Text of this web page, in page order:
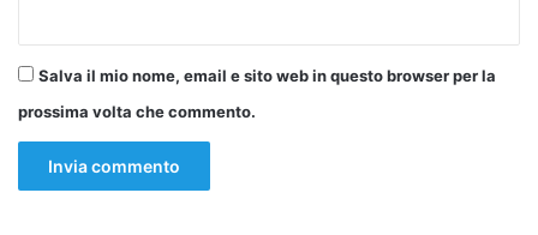
Salva il mio nome, email e sito web in questo browser per la
prossima volta che commento.